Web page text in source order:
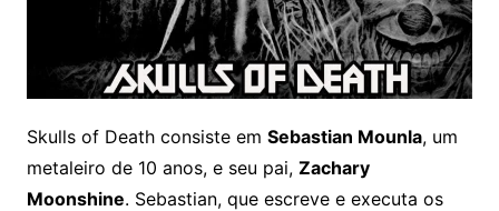
Skulls of Death consiste em Sebastian Mounla, um
metaleiro de 10 anos, e seu pai, Zachary
Moonshine. Sebastian, que escreve e executa os